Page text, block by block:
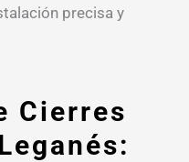
precisa y
Cierres